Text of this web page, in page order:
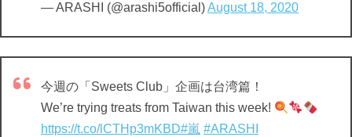
— ARASHI (@arashi5official)August 18, 2020
今週の「Sweets Club」企画は台湾篇！
We’re trying treats from Taiwan this week!
https://t.co/lCTHp3mKBD#嵐 #ARASHI